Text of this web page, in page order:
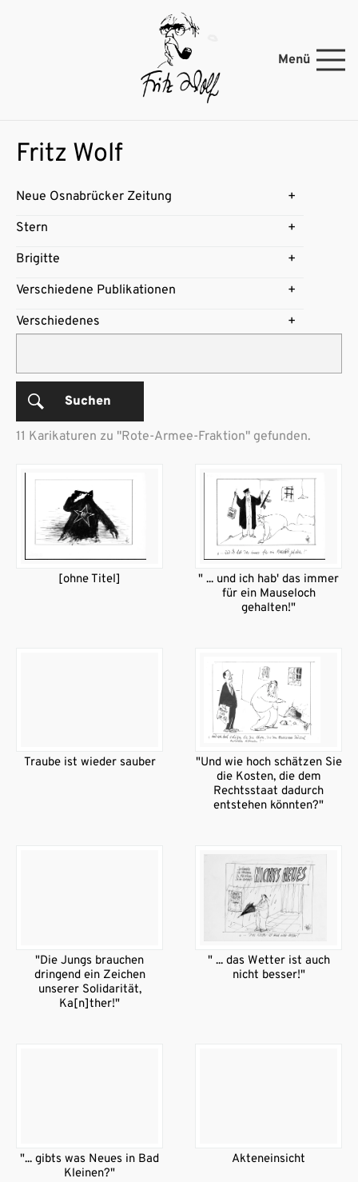
Menü
Fritz Wolf
Neue Osnabrücker Zeitung
Stern
Brigitte
Verschiedene Publikationen
Verschiedenes
Suchen
11 Karikaturen zu "Rote-Armee-Fraktion" gefunden.
[ohne Titel]
" ... und ich hab' das immer
für ein Mauseloch
gehalten!"
Traube ist wieder sauber
"Und wie hoch schätzen Sie
die Kosten, die dem
Rechtsstaat dadurch
entstehen könnten?"
"Die Jungs brauchen
dringend ein Zeichen
unserer Solidarität,
Ka[n]ther!"
" ... das Wetter ist auch
nicht besser!"
"... gibt´s was Neues in Bad
Kleinen?"
Akteneinsicht